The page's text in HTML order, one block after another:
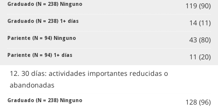
119 (90)
14 (11)
43 (80)
11 (20)
12. 30 días: actividades importantes reducidas o
abandonadas
128 (96)